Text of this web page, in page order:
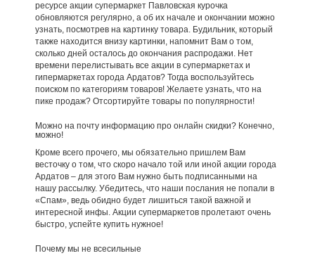
ресурсе акции супермаркет Павловская курочка
обновляются регулярно, а об их начале и окончании можно
узнать, посмотрев на картинку товара. Будильник, который
также находится внизу картинки, напомнит Вам о том,
сколько дней осталось до окончания распродажи. Нет
времени перелистывать все акции в супермаркетах и
гипермаркетах города Ардатов? Тогда воспользуйтесь
поиском по категориям товаров! Желаете узнать, что на
пике продаж? Отсортируйте товары по популярности!
Можно на почту информацию про онлайн скидки? Конечно,
можно!
Кроме всего прочего, мы обязательно пришлем Вам
весточку о том, что скоро начало той или иной акции города
Ардатов – для этого Вам нужно быть подписанными на
нашу рассылку. Убедитесь, что наши послания не попали в
«Спам», ведь обидно будет лишиться такой важной и
интересной инфы. Акции супермаркетов пролетают очень
быстро, успейте купить нужное!
Почему мы не всесильные